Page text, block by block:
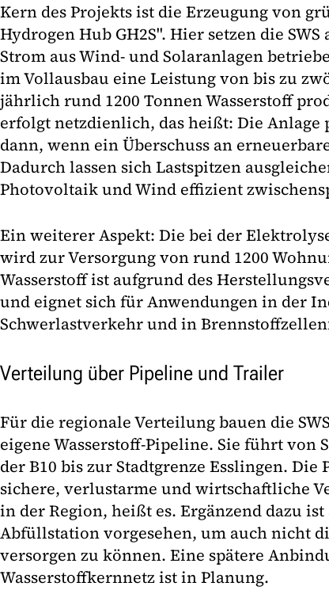
Kern des Projekts ist die Erzeugung von
Hydrogen Hub GH2S". Hier setzen die
Strom aus Wind- und Solaranlagen
im Vollausbau eine Leistung von bis zu
jährlich rund 1200 Tonnen Wasserstoff
erfolgt netzdienlich, das heißt: Die Anlage
dann, wenn ein Überschuss an
Dadurch lassen sich Lastspitzen
Photovoltaik und Wind effizient
Ein weiterer Aspekt: Die bei der
wird zur Versorgung von rund 1200
Wasserstoff ist aufgrund des
und eignet sich für Anwendungen in der
Schwerlastverkehr und in
Verteilung über Pipeline und Trailer
Für die regionale Verteilung bauen die
eigene Wasserstoff-Pipeline. Sie führt von
der B10 bis zur Stadtgrenze Esslingen.
sichere, verlustarme und wirtschaftliche
in der Region, heißt es. Ergänzend dazu
Abfüllstation vorgesehen, um auch nicht
versorgen zu können. Eine spätere
Wasserstoffkernnetz ist in Planung.